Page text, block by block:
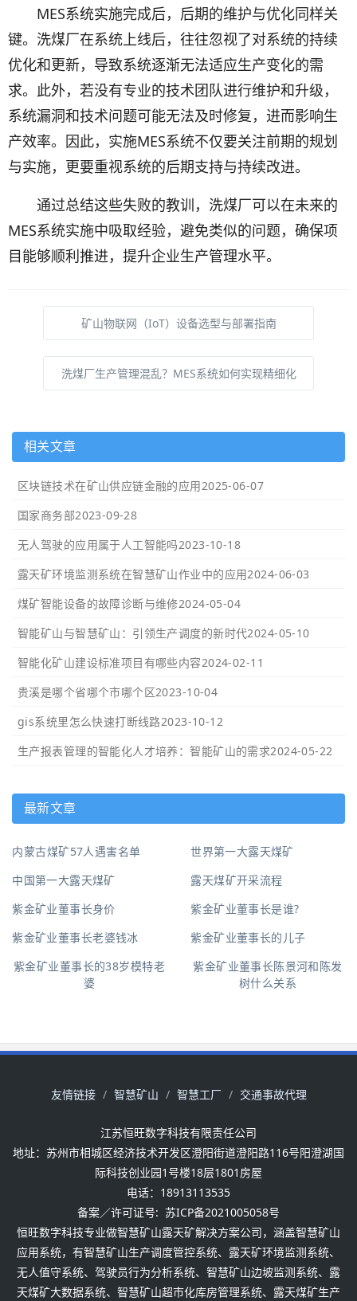
MES系统实施完成后，后期的维护与优化同样关
键。洗煤厂在系统上线后，往往忽视了对系统的持续
优化和更新，导致系统逐渐无法适应生产变化的需
求。此外，若没有专业的技术团队进行维护和升级，
系统漏洞和技术问题可能无法及时修复，进而影响生
产效率。因此，实施MES系统不仅要关注前期的规划
与实施，更要重视系统的后期支持与持续改进。
通过总结这些失败的教训，洗煤厂可以在未来的
MES系统实施中吸取经验，避免类似的问题，确保项
目能够顺利推进，提升企业生产管理水平。
矿山物联网（IoT）设备选型与部署指南
洗煤厂生产管理混乱？MES系统如何实现精细化
相关文章
区块链技术在矿山供应链金融的应用2025-06-07
国家商务部2023-09-28
无人驾驶的应用属于人工智能吗2023-10-18
露天矿环境监测系统在智慧矿山作业中的应用2024-06-03
煤矿智能设备的故障诊断与维修2024-05-04
智能矿山与智慧矿山：引领生产调度的新时代2024-05-10
智能化矿山建设标准项目有哪些内容2024-02-11
贵溪是哪个省哪个市哪个区2023-10-04
gis系统里怎么快速打断线路2023-10-12
生产报表管理的智能化人才培养：智能矿山的需求2024-05-22
最新文章
内蒙古煤矿57人遇害名单
世界第一大露天煤矿
中国第一大露天煤矿
露天煤矿开采流程
紫金矿业董事长身价
紫金矿业董事长是谁?
紫金矿业董事长老婆钱冰
紫金矿业董事长的儿子
紫金矿业董事长的38岁模特老
婆
紫金矿业董事长陈景河和陈发
树什么关系
友情链接 智慧矿山 智慧工厂 交通事故代理
江苏恒旺数字科技有限责任公司
地址：苏州市相城区经济技术开发区澄阳街道澄阳路116号阳澄湖国
际科技创业园1号楼18层1801房屋
电话：18913113535
备案／许可证号: 苏ICP备2021005058号
恒旺数字科技专业做智慧矿山露天矿解决方案公司，涵盖智慧矿山
应用系统，有智慧矿山生产调度管控系统、露天矿环境监测系统、
无人值守系统、驾驶员行为分析系统、智慧矿山边坡监测系统、露
天煤矿大数据系统、智慧矿山超市化库房管理系统、露天煤矿生产